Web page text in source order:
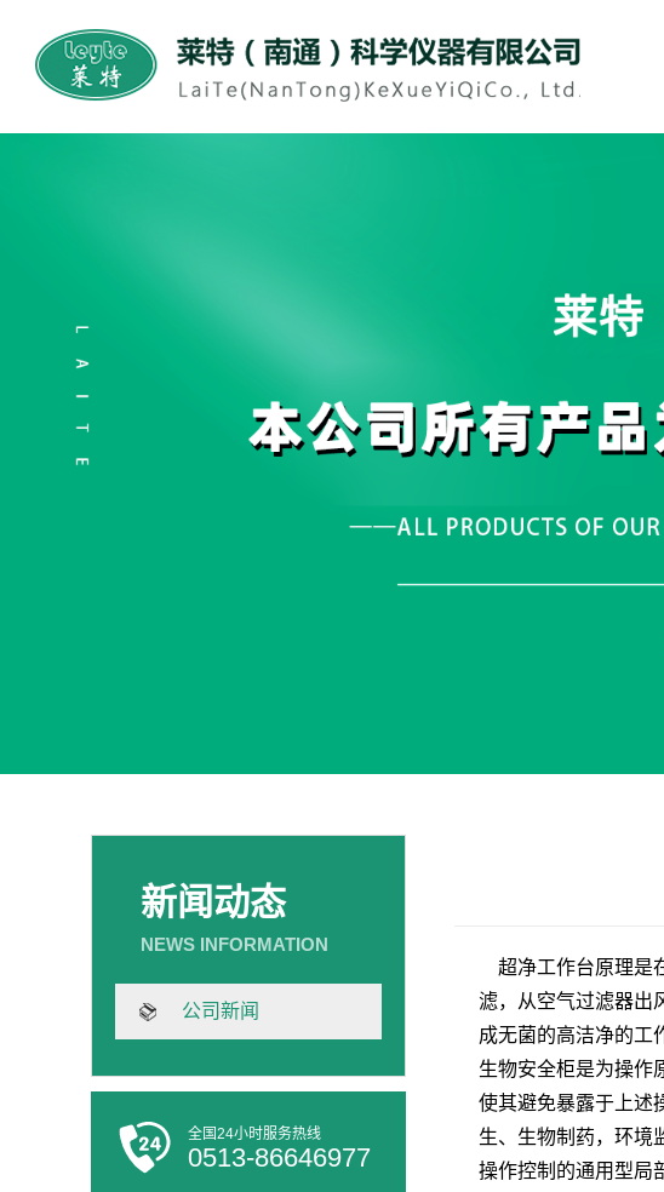
新闻动态
公司新闻
全国24小时服务热线
0513-86646977
超净工作台原理是
滤，从空气过滤器出
成无菌的高洁净的工
生物安全柜是为操作
使其避免暴露于上述
生、生物制药，环境
操作控制的通用型局